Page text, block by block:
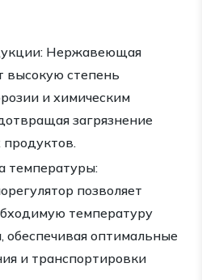
Нержавеющая
высокую степень
и химическим
загрязнение
температуры:
позволяет
температуру
обеспечивая оптимальные
и транспортировки